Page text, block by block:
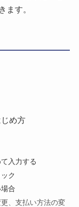
ます。
め方
入力する
ク
合
、支払い方法の変